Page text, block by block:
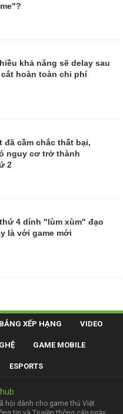
khả năng sẽ delay sau
hoàn toàn chi phí
đã cầm chắc thất bại,
nguy cơ trở thành
2
4 dính "lùm xùm" đạo
là với game mới
BẢNG XẾP HẠNG VIDEO
GAME MOBILE
ESPORTS
hội dành cho game thủ Việt.